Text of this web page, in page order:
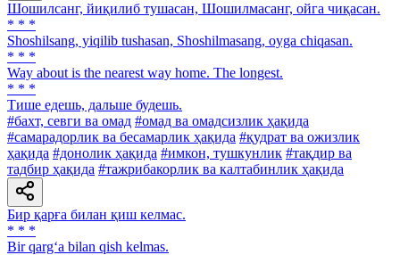
Шошилсанг, йиқилиб тушасан, Шошилмасанг, ойга чиқасан.
* * *
Shoshilsang, yiqilib tushasan, Shoshilmasang, oyga chiqasan.
* * *
Way about is the nearest way home. The longest.
* * *
Тише едешь, дальше будешь.
#бахт, севги ва омад #омад ва омадсизлик ҳақида
#самарадорлик ва бесамарлик ҳақида #қудрат ва ожизлик
ҳақида #донолик ҳақида #имкон, тушкунлик #тақдир ва
тадбир ҳақида #тажрибакорлик ва калтабинлик ҳақида
Бир қарға билан қиш келмас.
* * *
Bir qarg‘a bilan qish kelmas.